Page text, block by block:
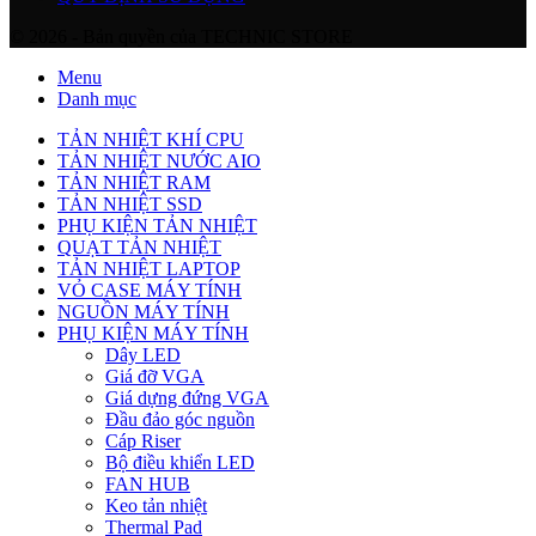
Menu
Danh mục
TẢN NHIỆT KHÍ CPU
TẢN NHIỆT NƯỚC AIO
TẢN NHIỆT RAM
TẢN NHIỆT SSD
PHỤ KIỆN TẢN NHIỆT
QUẠT TẢN NHIỆT
TẢN NHIỆT LAPTOP
VỎ CASE MÁY TÍNH
NGUỒN MÁY TÍNH
PHỤ KIỆN MÁY TÍNH
Dây LED
Giá đỡ VGA
Giá dựng đứng VGA
Đầu đảo góc nguồn
Cáp Riser
Bộ điều khiển LED
FAN HUB
Keo tản nhiệt
Thermal Pad